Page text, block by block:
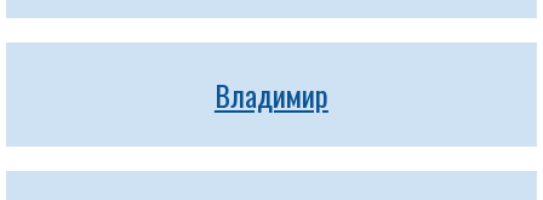
Владимир